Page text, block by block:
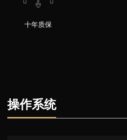
十年质保
操作系统